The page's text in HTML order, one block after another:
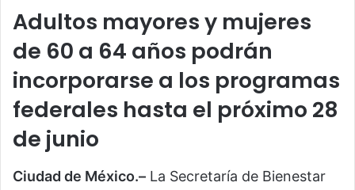
Adultos mayores y mujeres
de 60 a 64 años podrán
incorporarse a los programas
federales hasta el próximo 28
de junio
Ciudad de México.– La Secretaría de Bienestar